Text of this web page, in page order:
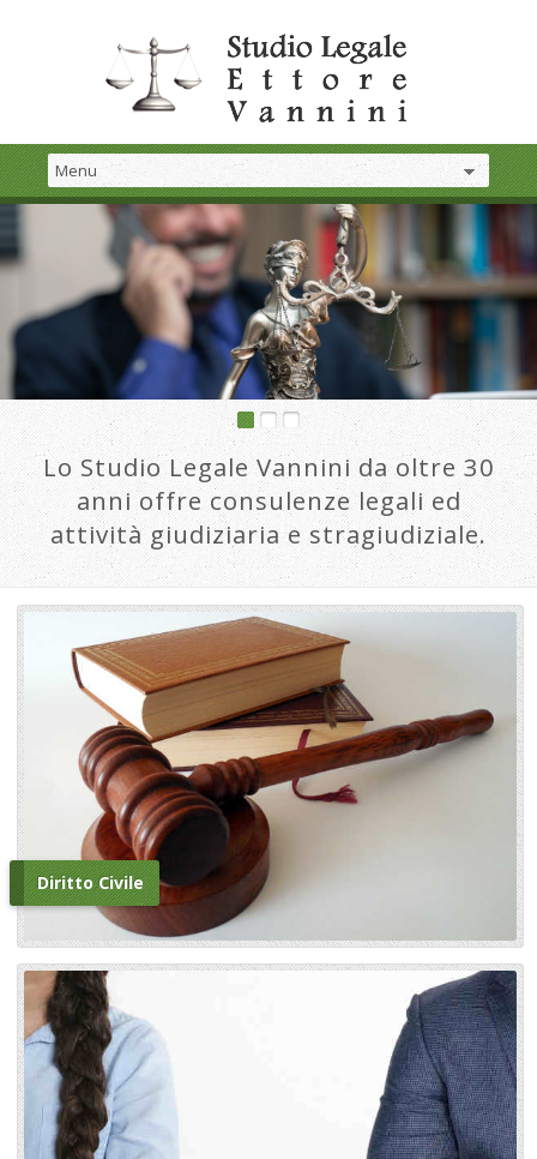
Lo Studio Legale Vannini da oltre 30
anni offre consulenze legali ed
attività giudiziaria e stragiudiziale.
Diritto Civile